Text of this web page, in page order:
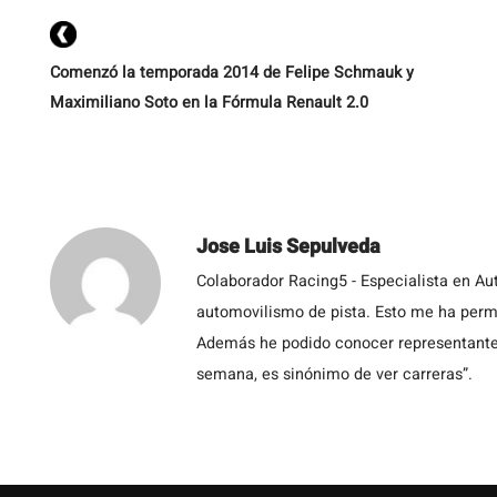
Comenzó la temporada 2014 de Felipe Schmauk y
Maximiliano Soto en la Fórmula Renault 2.0
Jose Luis Sepulveda
Colaborador Racing5 - Especialista en
automovilismo de pista. Esto me ha
Además he podido conocer
semana, es sinónimo de ver carreras”.